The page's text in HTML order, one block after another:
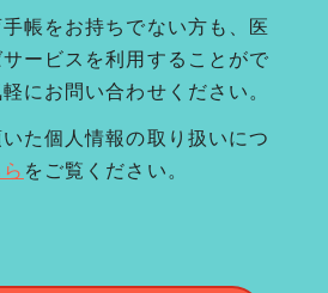
帳をお持ちでない方も、医
ービスを利用することがで
にお問い合わせください。
た個人情報の取り扱いにつ
をご覧ください。